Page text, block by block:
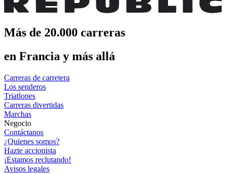
Más de 20.000 carreras
en Francia y más allá
Carreras de carretera
Los senderos
Triatlones
Carreras divertidas
Marchas
Negocio
Contáctanos
¿Quienes somos?
Hazte accionista
¡Estamos reclutando!
Avisos legales